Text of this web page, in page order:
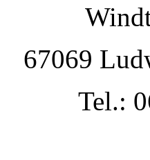
67069
Tel.: